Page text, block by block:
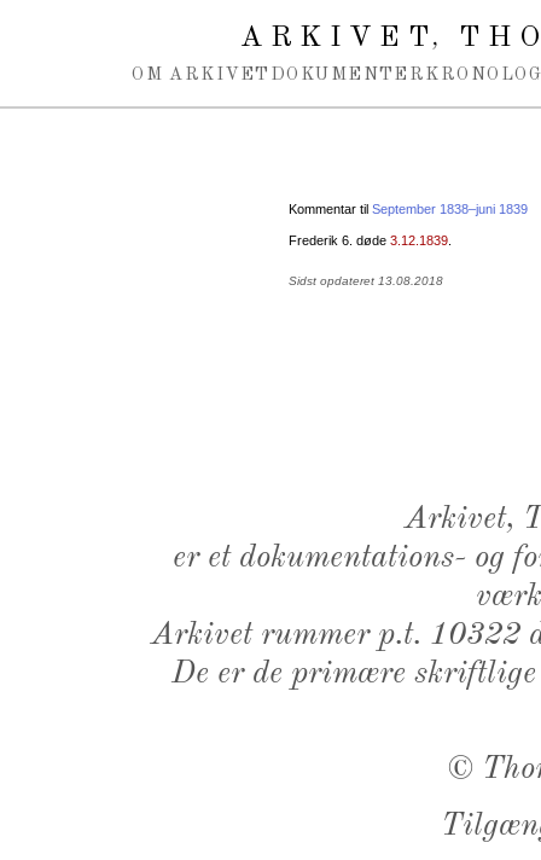
ARKIVET,
OM ARKIVET DOKUMENTER
Kommentar til September 1838–juni 1839
Frederik 6. døde 3.12.1839
Sidst opdateret 13.08.2018
Arkivet,
er et dokumentations- og
Arkivet rummer p.t. 10322
De er de primære
©